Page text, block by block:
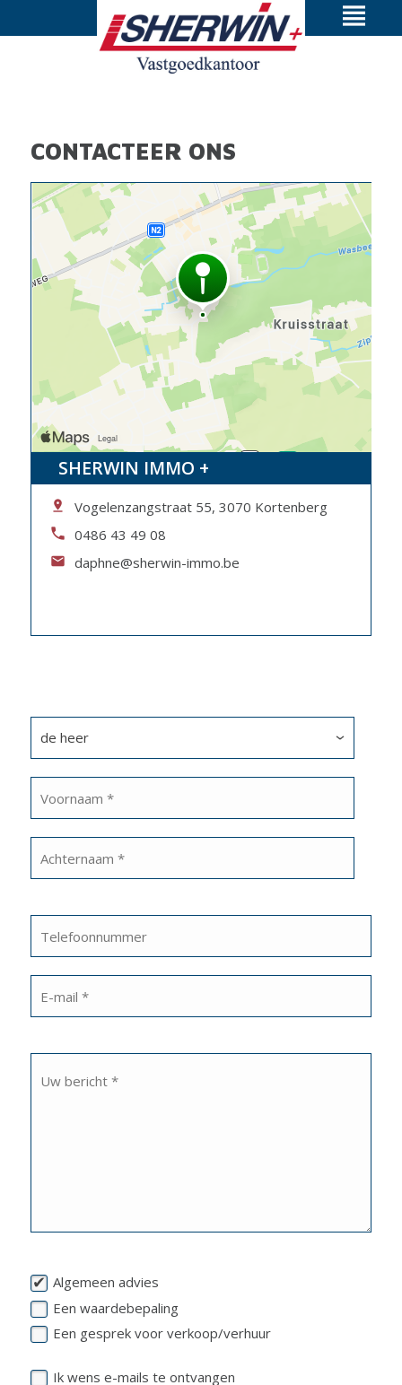
CONTACTEER ONS
SHERWIN IMMO +
Vogelenzangstraat 55, 3070 Kortenberg
0486 43 49 08
daphne@sherwin-immo.be
Algemeen advies
Een waardebepaling
Een gesprek voor verkoop/verhuur
Ik wens e-mails te ontvangen